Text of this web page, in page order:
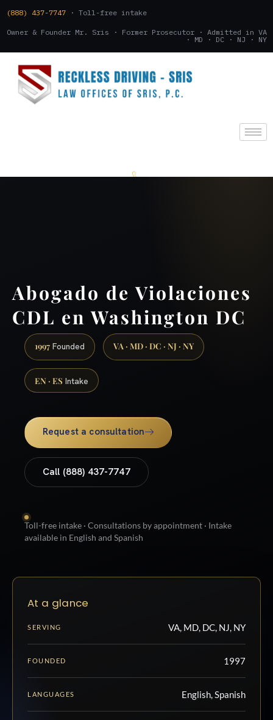
(888) 437-7747 · Toll-free intake
Owner & Founder Mr. Sris · Former Prosecutor · Admitted in VA
· MD · DC · NJ · NY
Abogado de Violaciones
CDL en Washington DC
1997 Founded VA · MD · DC · NJ · NY
EN · ES Intake
Request a consultation
Call (888) 437-7747
Toll-free intake · Consultations by appointment · Intake
available in English and Spanish
At a glance
SERVING VA, MD, DC, NJ, NY
FOUNDED 1997
LANGUAGES English, Spanish